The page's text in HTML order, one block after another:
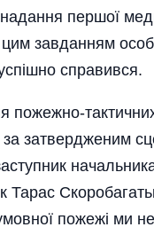
надання першої
завданням
справився.
пожежно-
за затвердженим
Тарас
пожежі ми